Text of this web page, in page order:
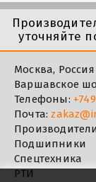
уточняйте
Москва, Россия
Варшавское
Телефоны:
Почта:
Подшипники
Спецтехника
РТИ